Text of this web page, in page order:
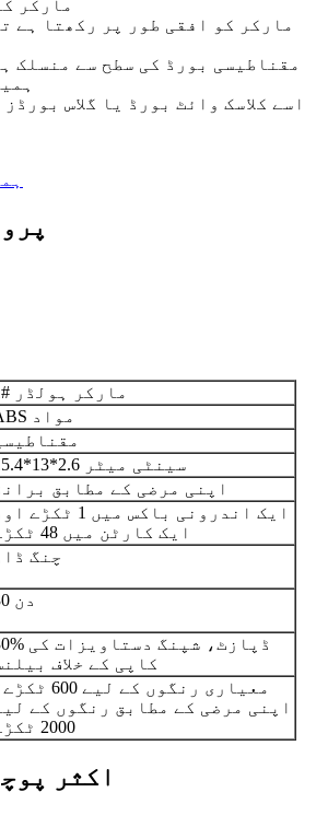
4 مارکر
مارکر کو افقی طور پر رکھتا ہے
مقناطیسی بورڈ کی سطح سے منسلک
اسے کلاسک وائٹ بورڈ یا گلاس
مارکر ہولڈر #1
ABS مواد
15.4*13*2.6 سینٹی میٹر
اپنی مرضی کے مطابق
ایک اندرونی باکس میں 1 ٹکڑے
ایک کارٹن میں 48 ٹکڑے
چنگ
30 دن
30% ڈپازٹ، شپنگ
کاپی کے خلاف
معیاری رنگوں کے لیے 600
اپنی مرضی کے مطابق رنگوں کے
2000 ٹکڑے
اکثر